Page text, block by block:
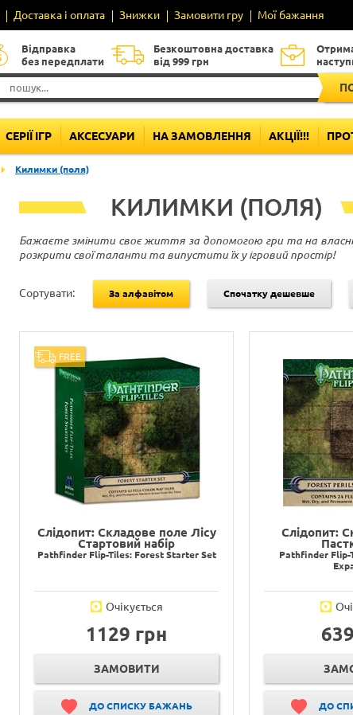
Доставка і оплата Знижки Замовити гру Мої бажання
Відправка
без передплати
Безкоштовна доставка
від 999 грн
СЕРІЇ ІГР АКСЕСУАРИ НА ЗАМОВЛЕННЯ АКЦІЇ!!!
Килимки (поля)
КИЛИМКИ (ПОЛЯ)
Бажаєте змінити своє життя за допомогою гри та на
розкрити свої таланти та випустити їх у ігровий простір!
Сортувати: За алфавітом Спочатку дешевше
FREE
Слідопит: Складове поле Лісу
Стартовий набір
Pathfinder Flip-Tiles: Forest Starter Set
Очікується
1129 грн
ЗАМОВИТИ
ДО СПИСКУ БАЖАНЬ
Слідопит:
Pathfinder Flip-
ДО